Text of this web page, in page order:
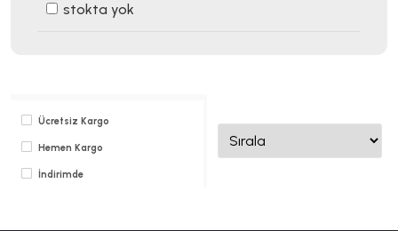
stokta yok
Ücretsiz Kargo
Hemen Kargo
İndirimde